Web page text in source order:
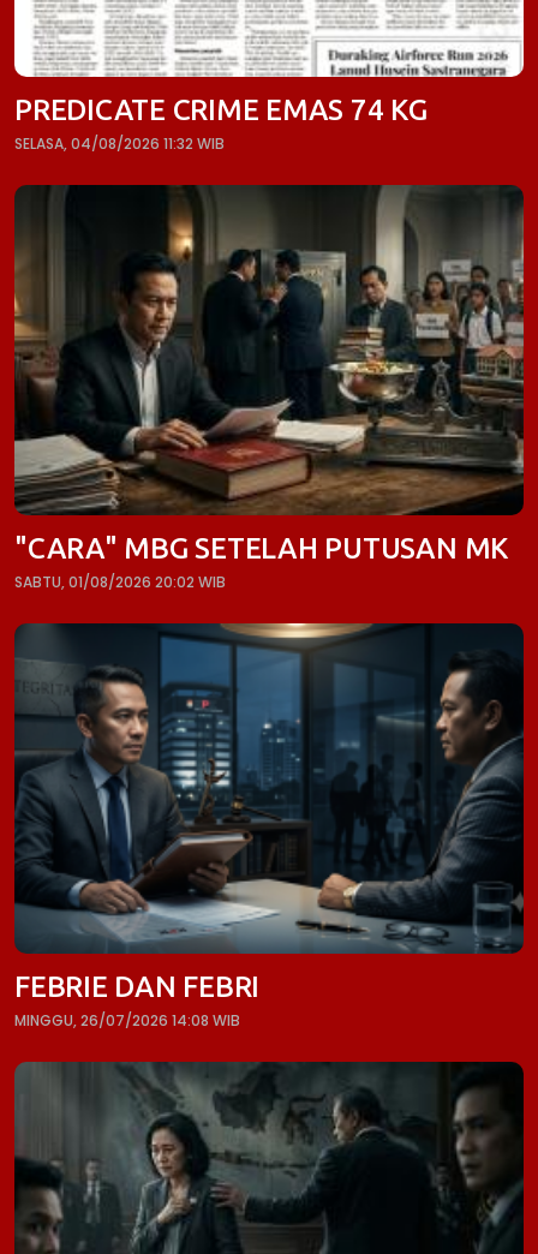
PREDICATE CRIME EMAS 74 KG
SELASA, 04/08/2026 11:32 WIB
"CARA" MBG SETELAH PUTUSAN MK
SABTU, 01/08/2026 20:02 WIB
FEBRIE DAN FEBRI
MINGGU, 26/07/2026 14:08 WIB